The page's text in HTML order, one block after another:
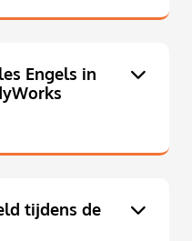
Engels in
tijdens de